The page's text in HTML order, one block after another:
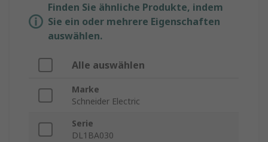
Finden Sie ähnliche Produkte, indem
Sie ein oder mehrere Eigenschaften
auswählen.
Alle auswählen
Marke
Schneider Electric
Serie
DL1BA030